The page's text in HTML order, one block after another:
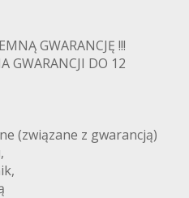
GWARANCJĘ !!!
GWARANCJI DO 12
(związane z gwarancją)